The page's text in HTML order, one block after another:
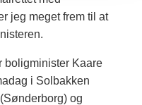
jeg meget frem til at
boligminister Kaare
i Solbakken
og